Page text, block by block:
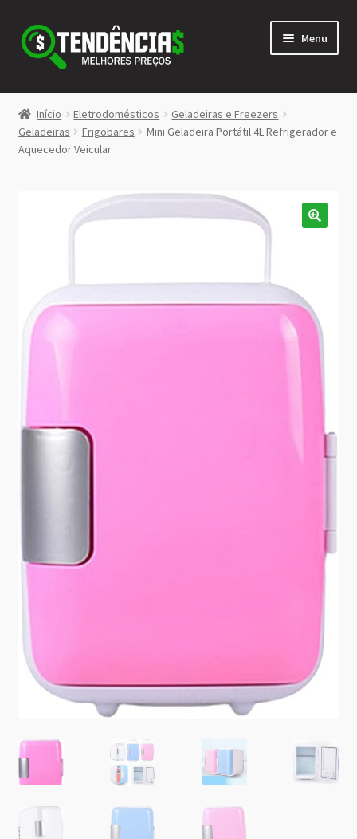
Pular
para
navegação
Pular
para
conteúdo
Menu
LOJA
<>
Início Eletrodomésticos
Geladeiras e Freezers
Geladeiras
Frigobares
Mini Geladeira Portátil 4L Refrigerador e
Aquecedor Veicular